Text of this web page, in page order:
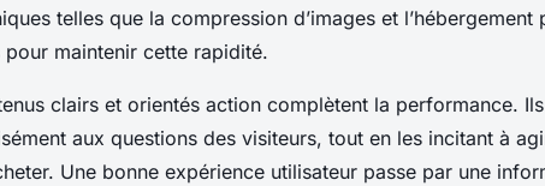
telles que la compression d’images et
pour maintenir cette rapidité.
clairs et orientés action complètent la performance.
aux questions des visiteurs, tout en les incitant à
Une bonne expérience utilisateur passe par une